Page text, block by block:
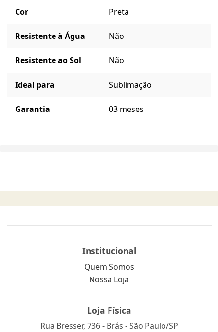
Cor Preta
Resistente à Água Não
Resistente ao Sol Não
Ideal para Sublimação
Garantia 03 meses
Institucional
Quem Somos
Nossa Loja
Loja Física
Rua Bresser, 736 - Brás - São Paulo/SP